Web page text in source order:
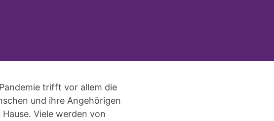
trifft vor allem die
und ihre Angehörigen
Viele werden von